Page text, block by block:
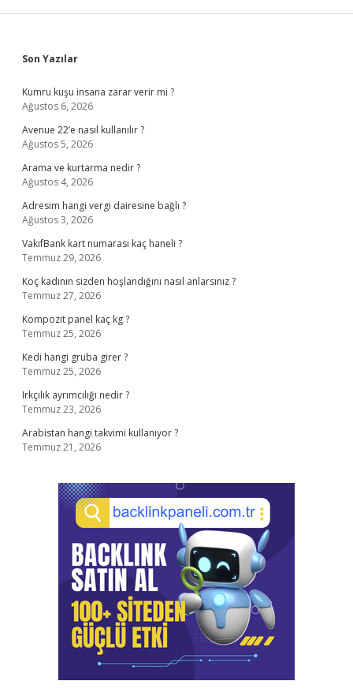
Sidebar
Son Yazılar
Kumru kuşu insana zarar verir mi ?
Ağustos 6, 2026
Avenue 22’e nasıl kullanılır ?
Ağustos 5, 2026
Arama ve kurtarma nedir ?
Ağustos 4, 2026
Adresim hangi vergi dairesine bağlı ?
Ağustos 3, 2026
VakıfBank kart numarası kaç haneli ?
Temmuz 29, 2026
Koç kadının sizden hoşlandığını nasıl anlarsınız ?
Temmuz 27, 2026
Kompozit panel kaç kg ?
Temmuz 25, 2026
Kedi hangi gruba girer ?
Temmuz 25, 2026
Irkçılık ayrımcılığı nedir ?
Temmuz 23, 2026
Arabistan hangi takvimi kullanıyor ?
Temmuz 21, 2026